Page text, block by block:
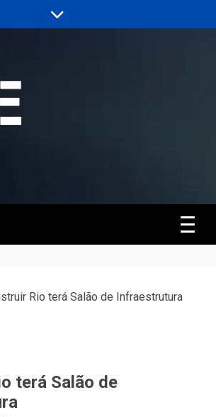
| O
Rio terá Salão de Infraestrutura
terá Salão de